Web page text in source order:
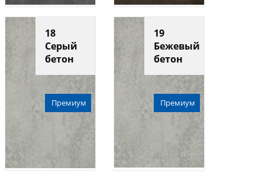
18
Серый
бетон
Премиум
19
Бежевый
бетон
Премиум